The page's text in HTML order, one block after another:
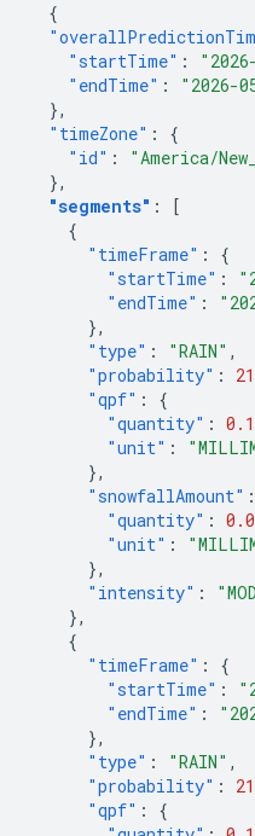
{
"startTime" :
"endTime" :
"2026-
},
"timeZone" :
{
"id" :
"America/
},
"segments" :
[
{
"timeFrame" :
{
"startTime" :
"endTime" :
},
"type" : "RAIN" ,
"probability" : 21
"qpf" :
{
"quantity" :
"unit" :
},
"snowfallAmount" :
"quantity" : 0.0
"unit" :
},
"intensity" :
},
{
"timeFrame" :
{
"startTime" :
"endTime" :
},
"type" : "RAIN" ,
"probability" : 21
"qpf" :
{